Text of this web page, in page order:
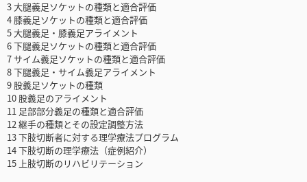
3 大腿義足ソケットの種類と適合評価
4 膝義足ソケットの種類と適合評価
5 大腿義足・膝義足アライメント
6 下腿義足ソケットの種類と適合評価
7 サイム義足ソケットの種類と適合評価
8 下腿義足・サイム義足アライメント
9 股義足ソケットの種類
10 股義足のアライメント
11 足部部分義足の種類と適合評価
12 継手の種類とその設定調整方法
13 下肢切断者に対する理学療法プログラム
14 下肢切断の理学療法（症例紹介）
15 上肢切断のリハビリテーション